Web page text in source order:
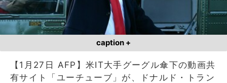
caption +
【1月27日 AFP】米IT大手グーグル傘下の動画共
有サイト「ユーチューブ」が、ドナルド・トラン